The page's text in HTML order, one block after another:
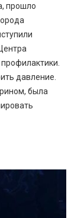
прошло
давление.
была